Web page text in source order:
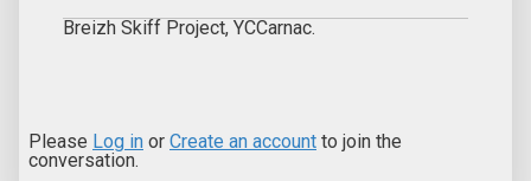
Breizh Skiff Project, YCCarnac.
Please Log in or Create an account to join the
conversation.